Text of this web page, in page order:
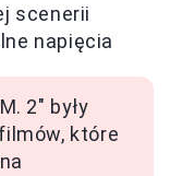
scenerii
napięcia
2" były
które